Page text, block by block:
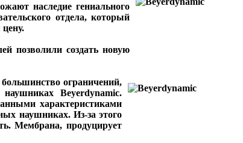
наследие гениального
отдела, который
позволили создать новую
большинство ограничений,
Beyerdynamic.
характеристиками
наушниках. Из-за этого
Мембрана, продуцирует